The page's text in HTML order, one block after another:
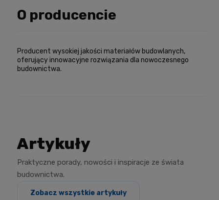
O producencie
Producent wysokiej jakości materiałów budowlanych,
oferujący innowacyjne rozwiązania dla nowoczesnego
budownictwa.
Artykuły
Praktyczne porady, nowości i inspiracje ze świata
budownictwa.
Zobacz wszystkie artykuły